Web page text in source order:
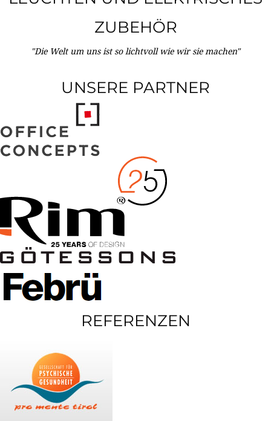
ZUBEHÖR
"Die Welt um uns ist so lichtvoll wie wir sie machen"
UNSERE PARTNER
REFERENZEN